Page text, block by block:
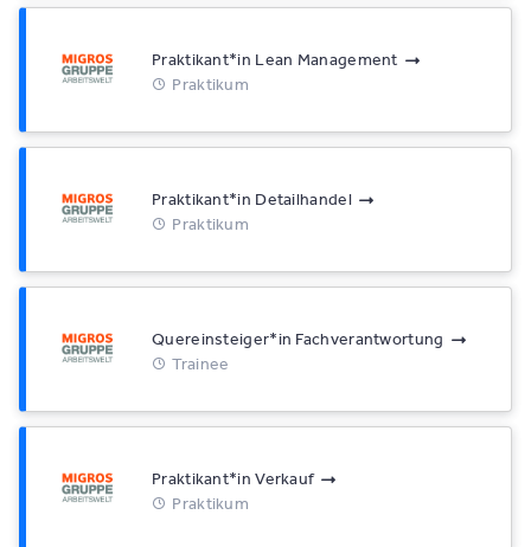
Praktikant*​in Lean Management
Praktikum
Praktikant*​in Detailhandel
Praktikum
Quereinsteiger*​in Fachverantwortung
Trainee
Praktikant*​in Verkauf
Praktikum